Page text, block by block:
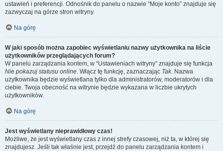
ustawień i preferencji. Odnośnik do panelu o nazwie “Moje konto” znajduje się
zazwyczaj na górze stron witryny.
Na górę
W jaki sposób można zapobiec wyświetlaniu nazwy użytkownika na liście
użytkowników przeglądających forum?
W panelu zarządzania kontem, w “Ustawieniach witryny” znajduje się funkcja
Nie pokazuj statusu online. Włącz tę funkcję, zaznaczając Tak. Nazwa
użytkownika będzie wyświetlana tylko dla administratorów, moderatorów i dla
ciebie. Twoja obecność na witrynie będzie wykazana w liczbie ukrytych
użytkowników.
Na górę
Jest wyświetlany nieprawidłowy czas!
Możliwe, że jest wyświetlany czas z innej strefy czasowej, niż ta, w której się
znajdujesz. Jeśli tak właśnie jest, przejdź do panelu zarządzania kontem i